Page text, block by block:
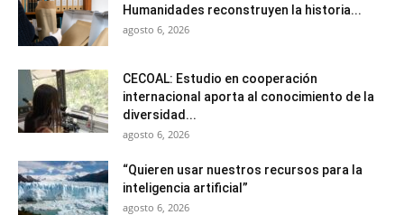
Humanidades reconstruyen la historia...
agosto 6, 2026
CECOAL: Estudio en cooperación
internacional aporta al conocimiento de la
diversidad...
agosto 6, 2026
“Quieren usar nuestros recursos para la
inteligencia artificial”
agosto 6, 2026